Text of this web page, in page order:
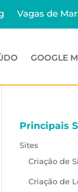
Vagas de
GOOGLE
Principais
Sites
Criação de
Criação de